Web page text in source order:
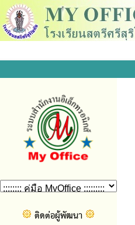
ติดต่อผู้พัฒนา